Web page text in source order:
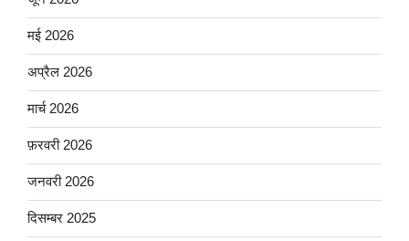
मई 2026
अप्रैल 2026
मार्च 2026
फ़रवरी 2026
जनवरी 2026
दिसम्बर 2025